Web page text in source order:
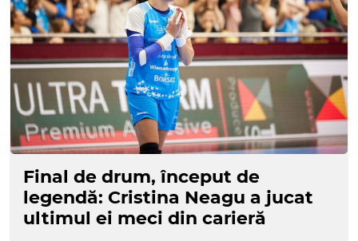
Final de drum, început de
legendă: Cristina Neagu a jucat
ultimul ei meci din carieră